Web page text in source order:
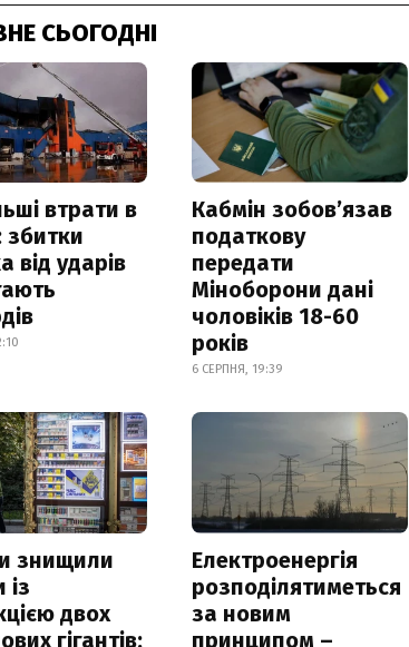
СЬОГОДНІ
втрати в
збитки
від ударів
Кабмін зобовʼязав
податкову
передати
Міноборони дані
чоловіків 18-60
років
6 СЕРПНЯ, 19:39
знищили
із
двох
гігантів:
Електроенергія
розподілятиметься
за новим
принципом –